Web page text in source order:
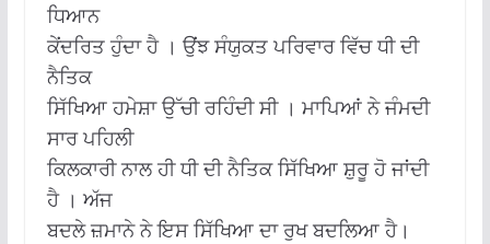
ਧਿਆਨ
ਕੇਂਦਰਿਤ ਹੁੰਦਾ ਹੈ । ਉਂਝ ਸੰਯੁਕਤ ਪਰਿਵਾਰ ਵਿੱਚ ਧੀ ਦੀ
ਨੈਤਿਕ
ਸਿੱਖਿਆ ਹਮੇਸ਼ਾ ਉੱਚੀ ਰਹਿੰਦੀ ਸੀ । ਮਾਪਿਆਂ ਨੇ ਜੰਮਦੀ
ਸਾਰ ਪਹਿਲੀ
ਕਿਲਕਾਰੀ ਨਾਲ ਹੀ ਧੀ ਦੀ ਨੈਤਿਕ ਸਿੱਖਿਆ ਸ਼ੁਰੂ ਹੋ ਜਾਂਦੀ
ਹੈ । ਅੱਜ
ਬਦਲੇ ਜ਼ਮਾਨੇ ਨੇ ਇਸ ਸਿੱਖਿਆ ਦਾ ਰੁਖ ਬਦਲਿਆ ਹੈ।